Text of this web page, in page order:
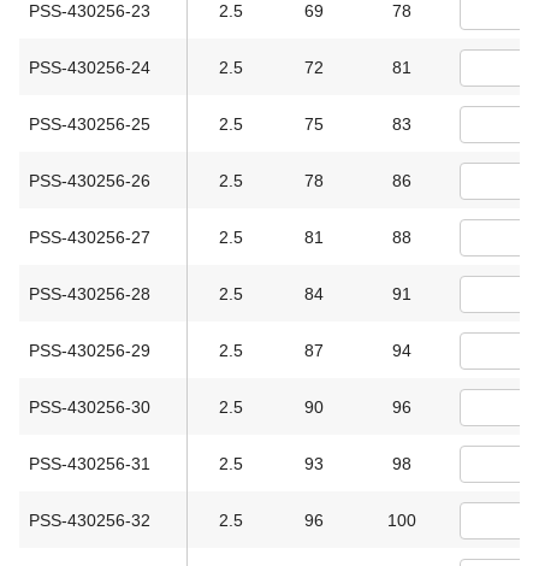
PSS-430256-23 2.5 69 78
PSS-430256-24 2.5 72 81
PSS-430256-25 2.5 75 83
PSS-430256-26 2.5 78 86
PSS-430256-27 2.5 81 88
PSS-430256-28 2.5 84 91
PSS-430256-29 2.5 87 94
PSS-430256-30 2.5 90 96
PSS-430256-31 2.5 93 98
PSS-430256-32 2.5 96 100